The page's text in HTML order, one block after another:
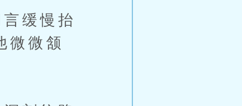
缓慢抬
微微颔